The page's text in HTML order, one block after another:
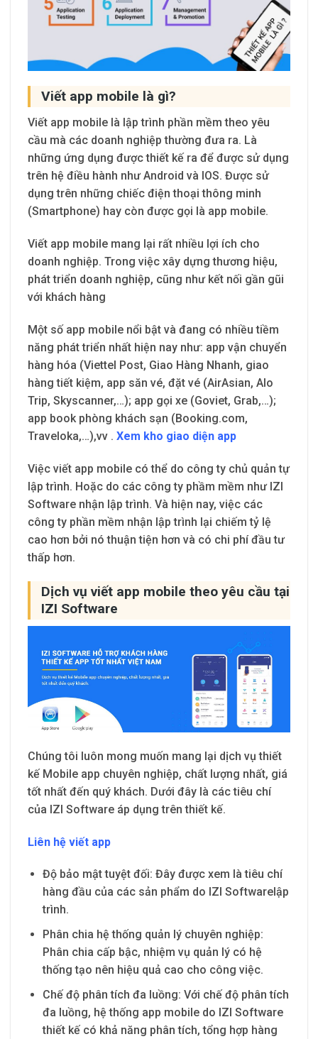
Viết app mobile là gì?
Viết app mobile là lập trình phần mềm theo yêu
cầu mà các doanh nghiệp thường đưa ra. Là
những ứng dụng được thiết kế ra để được sử dụng
trên hệ điều hành như Android và IOS. Được sử
dụng trên những chiếc điện thoại thông minh
(Smartphone) hay còn được gọi là app mobile.
Viết app mobile mang lại rất nhiều lợi ích cho
doanh nghiệp. Trong việc xây dựng thương hiệu,
phát triển doanh nghiệp, cũng như kết nối gần gũi
với khách hàng
Một số app mobile nổi bật và đang có nhiều tiềm
năng phát triển nhất hiện nay như: app vận chuyển
hàng hóa (Viettel Post, Giao Hàng Nhanh, giao
hàng tiết kiệm, app săn vé, đặt vé (AirAsian, Alo
Trip, Skyscanner,…); app gọi xe (Goviet, Grab,…);
app book phòng khách sạn (Booking.com,
Traveloka,…),vv . Xem kho giao diện app
Việc viết app mobile có thể do công ty chủ quản tự
lập trình. Hoặc do các công ty phầm mềm như IZI
Software nhận lập trình. Và hiện nay, việc các
công ty phần mềm nhận lập trình lại chiếm tỷ lệ
cao hơn bởi nó thuận tiện hơn và có chi phí đầu tư
thấp hơn.
Dịch vụ viết app mobile theo yêu cầu tại
IZI Software
Chúng tôi luôn mong muốn mang lại dịch vụ thiết
kế Mobile app chuyên nghiệp, chất lượng nhất, giá
tốt nhất đến quý khách. Dưới đây là các tiêu chí
của IZI Software áp dụng trên thiết kế.
Liên hệ viết app
Độ bảo mật tuyệt đối: Đây được xem là tiêu chí
hàng đầu của các sản phẩm do IZI Softwarelập
trình.
Phân chia hệ thống quản lý chuyên nghiệp:
Phân chia cấp bậc, nhiệm vụ quản lý có hệ
thống tạo nên hiệu quả cao cho công việc.
Chế độ phân tích đa luồng: Với chế độ phân tích
đa luồng, hệ thống app mobile do IZI Software
thiết kế có khả năng phân tích, tổng hợp hàng